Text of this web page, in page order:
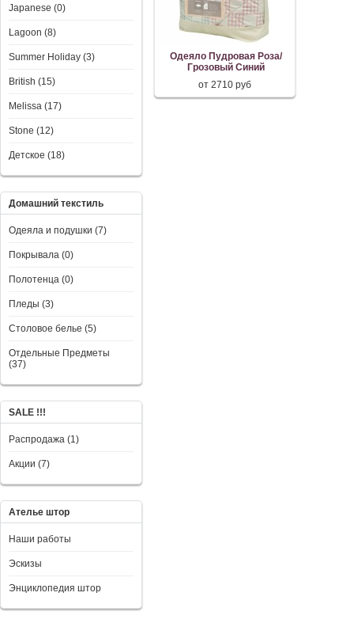
Japanese (0)
Lagoon (8)
Summer Holiday (3)
British (15)
Melissa (17)
Stone (12)
Детское (18)
Домашний текстиль
Одеяла и подушки (7)
Покрывала (0)
Полотенца (0)
Пледы (3)
Столовое белье (5)
Отдельные Предметы
(37)
SALE !!!
Распродажа (1)
Акции (7)
Ателье штор
Наши работы
Эскизы
Энциклопедия штор
Одеяло Пудровая Роза/
Грозовый Синий
от 2710 руб